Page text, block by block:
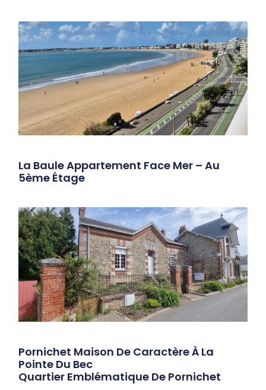
La Baule Appartement Face Mer – Au
5ème Étage
Pornichet Maison De Caractère À La
Pointe Du Bec
Quartier Emblématique De Pornichet